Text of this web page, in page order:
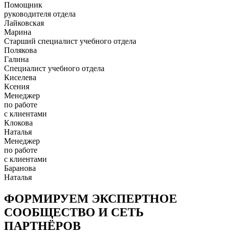
Помощник
руководителя отдела
Лайковская
Марина
Старший специалист учебного отдела
Полякова
Галина
Специалист учебного отдела
Киселева
Ксения
Менеджер
по работе
с клиентами
Клокова
Наталья
Менеджер
по работе
с клиентами
Баранова
Наталья
ФОРМИРУЕМ ЭКСПЕРТНОЕ
СООБЩЕСТВО И СЕТЬ
ПАРТНЁРОВ